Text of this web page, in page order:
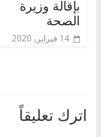
بإقالة وزيرة
الصحة
14 فبراير، 2020
اترك تعليقاً